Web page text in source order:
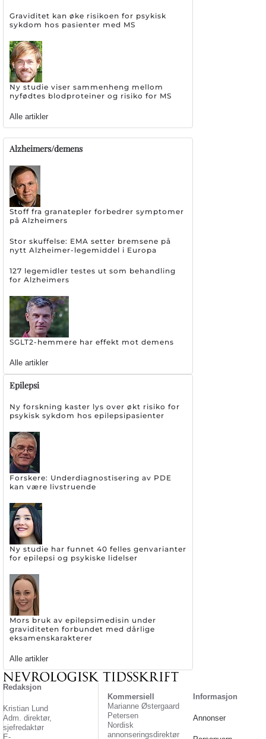
Graviditet kan øke risikoen for psykisk
sykdom hos pasienter med MS
Ny studie viser sammenheng mellom
nyfødtes blodproteiner og risiko for MS
Alle artikler
Alzheimers/demens
Stoff fra granatepler forbedrer symptomer
på Alzheimers
Stor skuffelse: EMA setter bremsene på
nytt Alzheimer-legemiddel i Europa
127 legemidler testes ut som behandling
for Alzheimers
SGLT2-hemmere har effekt mot demens
Alle artikler
Epilepsi
Ny forskning kaster lys over økt risiko for
psykisk sykdom hos epilepsipasienter
Forskere: Underdiagnostisering av PDE
kan være livstruende
Ny studie har funnet 40 felles genvarianter
for epilepsi og psykiske lidelser
Mors bruk av epilepsimedisin under
graviditeten forbundet med dårlige
eksamenskarakterer
Alle artikler
Redaksjon
Kristian Lund
Adm. direktør,
sjefredaktør
E-
Kommersiell
Marianne Østergaard
Petersen
Nordisk
annonseringsdirektør
Informasjon
Annonser